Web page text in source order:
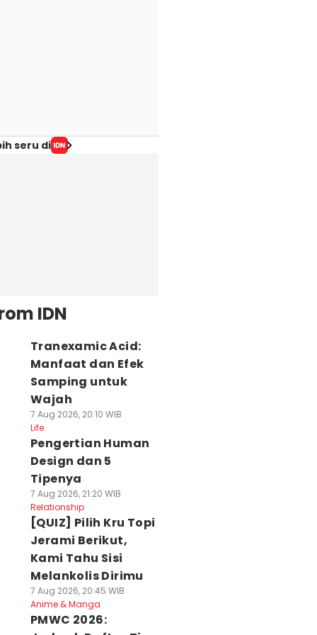
seru di
IDN
Tranexamic Acid:
Manfaat dan Efek
Samping untuk
Wajah
7 Aug 2026, 20:10 WIB
Life
Pengertian Human
Design dan 5
Tipenya
7 Aug 2026, 21:20 WIB
Relationship
[QUIZ] Pilih Kru Topi
Jerami Berikut,
Kami Tahu Sisi
Melankolis Dirimu
7 Aug 2026, 20:45 WIB
Anime & Manga
PMWC 2026: